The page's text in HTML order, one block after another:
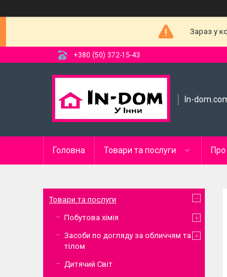
Зараз у
+380 (50) 372-15-43
In-
Головна Товари та послуги
Товари та послуги
Побутова хімія
Засоби по догляду за обличчям та
тілом
Дитячий Світ